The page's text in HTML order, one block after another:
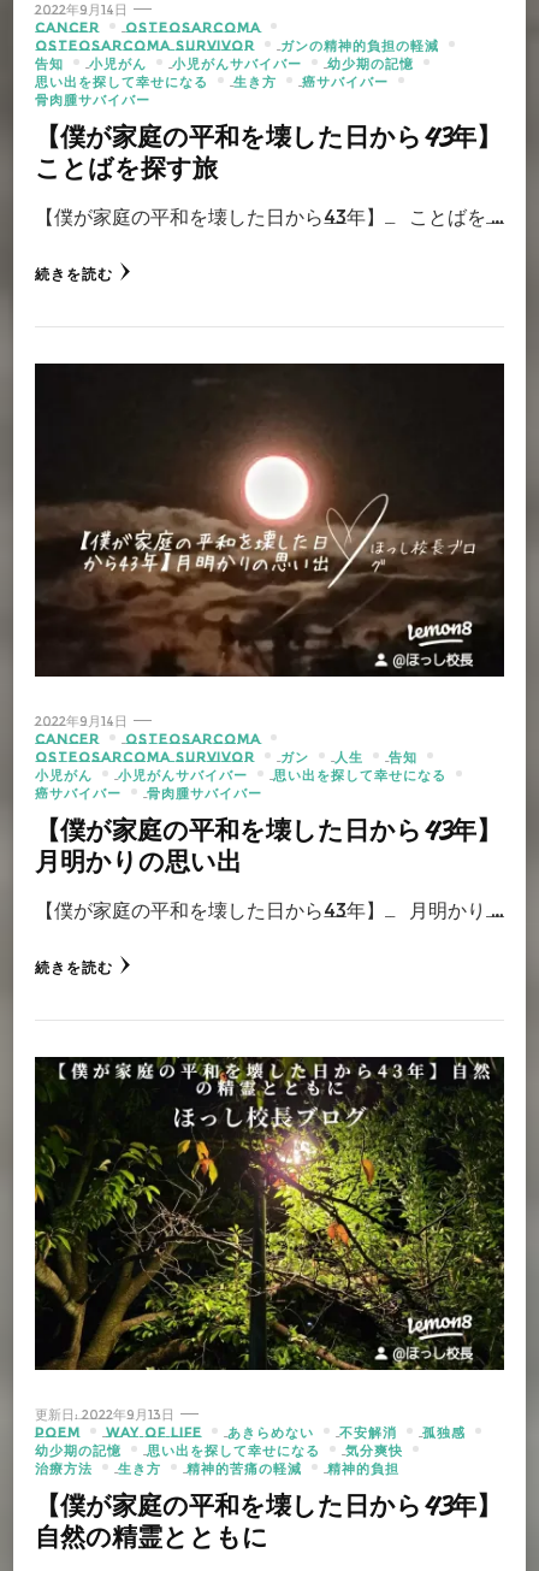
2022年9月14日
CANCER
OSTEOSARCOMA
OSTEOSARCOMA SURVIVOR
ガンの精神的負担の軽減
告知
小児がん 小児がんサバイバー
幼少期の記憶
思い出を探して幸せになる
生き方
癌サバイバー
骨肉腫サバイバー
【僕が家庭の平和を壊した日から43年】
ことばを探す旅
【僕が家庭の平和を壊した日から43年】 ことばを …
続きを読む
2022年9月14日
CANCER
OSTEOSARCOMA
OSTEOSARCOMA SURVIVOR
ガン 人生
告知
小児がん
小児がんサバイバー
思い出を探して幸せになる
癌サバイバー
骨肉腫サバイバー
【僕が家庭の平和を壊した日から43年】
月明かりの思い出
【僕が家庭の平和を壊した日から43年】 月明かり …
続きを読む
更新日:2022年9月13日
POEM
WAY OF LIFE あきらめない 不安解消
孤独感
幼少期の記憶
思い出を探して幸せになる
気分爽快
治療方法
生き方 精神的苦痛の軽減 精神的負担
【僕が家庭の平和を壊した日から43年】
自然の精霊とともに